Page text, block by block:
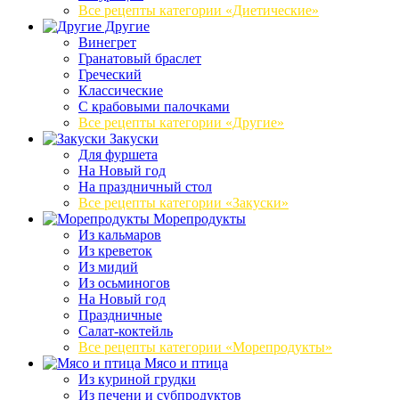
Все рецепты категории «Диетические»
Другие
Винегрет
Гранатовый браслет
Греческий
Классические
С крабовыми палочками
Все рецепты категории «Другие»
Закуски
Для фуршета
На Новый год
На праздничный стол
Все рецепты категории «Закуски»
Морепродукты
Из кальмаров
Из креветок
Из мидий
Из осьминогов
На Новый год
Праздничные
Салат-коктейль
Все рецепты категории «Морепродукты»
Мясо и птица
Из куриной грудки
Из печени и субпродуктов